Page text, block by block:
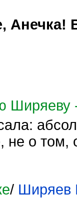
Анечка!
Ширяеву
не о том,
/ Ширяев